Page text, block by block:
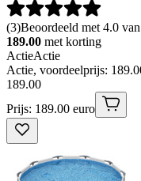
(3)Beoordeeld met 4.0
189.00 met korting
ActieActie
Actie, voordeelprijs:
189.00
Prijs: 189.00 euro